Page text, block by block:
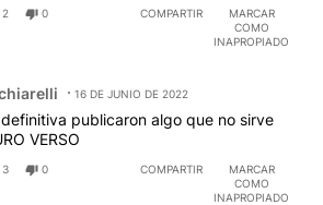
2 0 COMPARTIR
MARCAR
COMO
INAPROPIADO
16 DE JUNIO DE 2022
publicaron algo que no sirve
VERSO
3 0 COMPARTIR
MARCAR
COMO
INAPROPIADO